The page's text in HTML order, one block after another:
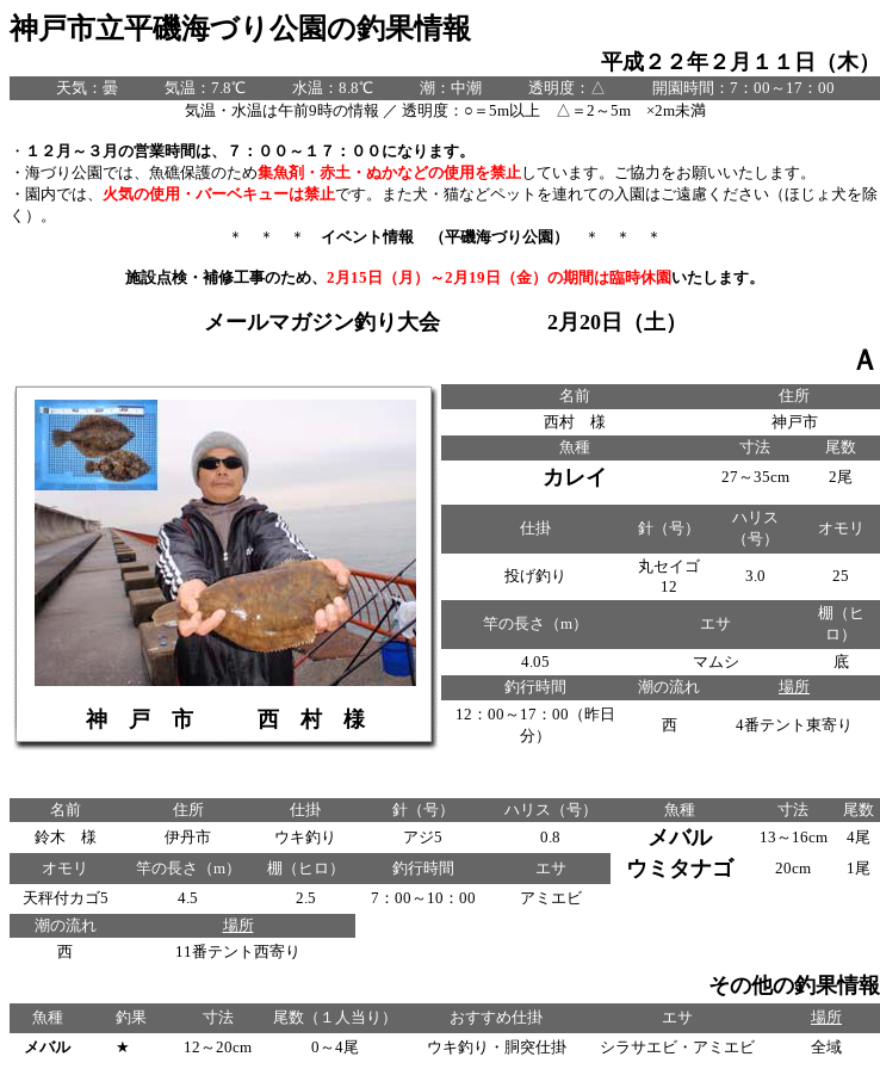
神戸市立平磯海づり公園の釣果情報
平成２２年２月１１日（木）
天気：曇 気温：7.8℃ 水温：8.8℃ 潮：中潮 透明度：△ 開園時間：7：00～17：00
気温・水温は午前9時の情報 ／ 透明度：○＝5m以上 △＝2～5m ×2m未満
・ １２月～３月の営業時間は、７：００～１７：００になります。
・海づり公園では、魚礁保護のため集魚剤・赤土・ぬかなどの使用を禁止しています。ご協力をお願いいたします。
・園内では、 火気の使用・バーベキューは禁止です。また犬・猫などペットを連れての入園はご遠慮ください（ほじょ犬を除
く）。
＊ ＊ ＊ イベント情報 （平磯海づり公園） ＊ ＊ ＊
施設点検・補修工事のため、 2月15日（月）～2月19日（金）の期間は臨時休園 いたします。
メールマガジン釣り大会 2月20日（土）
Ａ
神 戸 市 西 村 様
名前
住所
西村 様
神戸市
魚種
寸法 尾数
カレイ 27～35cm 2尾
仕掛 針（号）
ハリス
（号）
オモリ
投げ釣り
丸セイゴ
12
3.0 25
竿の長さ（m） エサ
棚（ヒ
ロ）
4.05
マムシ
底
釣行時間
潮の流れ
場所
12：00～17：00（昨日
分）
西 4番テント東寄り
名前 住所 仕掛 針（号） ハリス（号） 魚種 寸法
尾数
鈴木 様
伊丹市 ウキ釣り アジ5 0.8 メバル 13～16cm
4尾
オモリ
竿の長さ（m） 棚（ヒロ） 釣行時間 エサ ウミタナゴ 20cm
1尾
天秤付カゴ5
4.5 2.5 7：00～10：00
アミエビ
潮の流れ
場所
西
11番テント西寄り
その他の釣果情報
魚種 釣果 寸法 尾数（１人当り） おすすめ仕掛 エサ
場所
メバル
★ 12～20cm 0～4尾 ウキ釣り・胴突仕掛 シラサエビ・アミエビ
全域